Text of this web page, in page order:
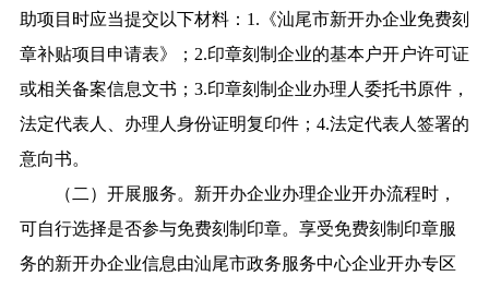
助项目时应当提交以下材料：1.《汕尾市新开办企业免费刻
章补贴项目申请表》；2.印章刻制企业的基本户开户许可证
或相关备案信息文书；3.印章刻制企业办理人委托书原件，
法定代表人、办理人身份证明复印件；4.法定代表人签署的
意向书。
（二）开展服务。新开办企业办理企业开办流程时，
可自行选择是否参与免费刻制印章。享受免费刻制印章服
务的新开办企业信息由汕尾市政务服务中心企业开办专区